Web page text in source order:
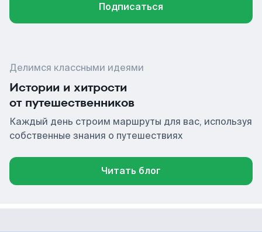
Подписаться
Делимся классными идеями
Истории и хитрости
от путешественников
Каждый день строим маршруты для вас, используя
собственные знания о путешествиях
Читать блог